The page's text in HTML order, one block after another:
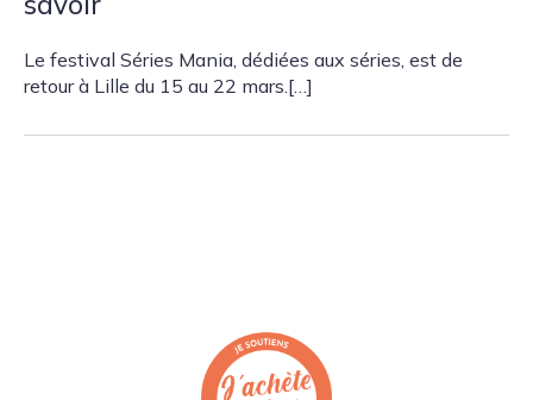
Le festival Séries Mania, dédiées aux séries, est de
retour à Lille du 15 au 22 mars.[…]